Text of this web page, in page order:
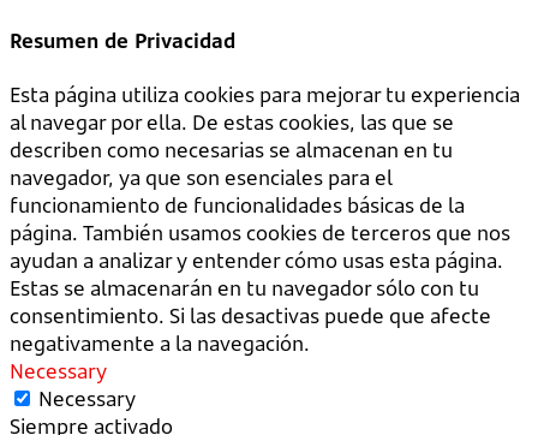
Resumen de Privacidad
Esta página utiliza cookies para mejorar tu experiencia
al navegar por ella. De estas cookies, las que se
describen como necesarias se almacenan en tu
navegador, ya que son esenciales para el
funcionamiento de funcionalidades básicas de la
página. También usamos cookies de terceros que nos
ayudan a analizar y entender cómo usas esta página.
Estas se almacenarán en tu navegador sólo con tu
consentimiento. Si las desactivas puede que afecte
negativamente a la navegación.
Necessary
Necessary
Siempre activado